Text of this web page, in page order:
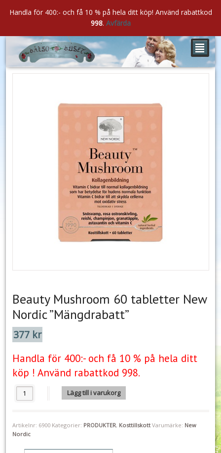
²
Beauty Mushroom 60 tabletter New
Nordic ”Mängdrabatt”
377 kr
Handla för 400:- och få 10 % på hela ditt
köp ! Använd rabattkod 998.
Beauty Mushroom 60 tabletter New Nordic "Mängdrabatt" mängd
Lägg till i varukorg
Artikelnr: 6900 Kategorier: PRODUKTER, Kosttillskott Varumärke: New
Nordic
Handla för 400:- och få 10 % på hela ditt köp! Använd rabattkod
998. Avfärda